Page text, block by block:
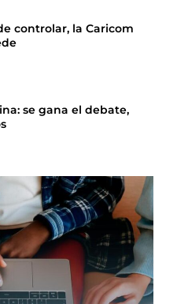
controlar, la Caricom
se gana el debate,